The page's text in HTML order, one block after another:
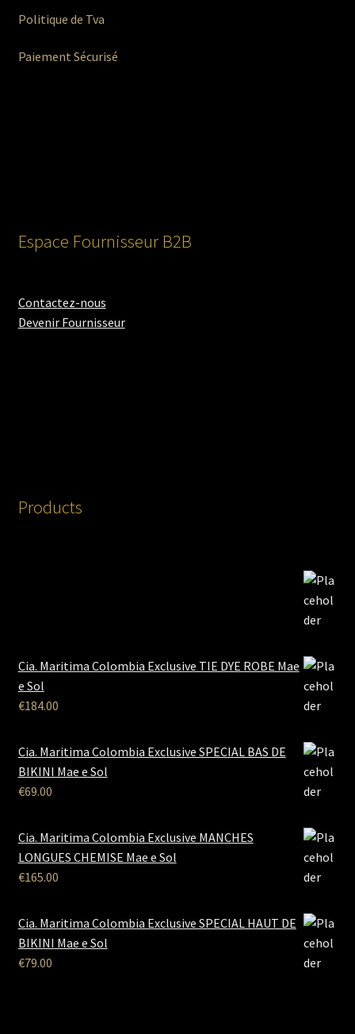
Politique de Tva
Paiement Sécurisé
Espace Fournisseur B2B
Contactez-nous
Devenir Fournisseur
Products
Cia. Maritima Colombia Exclusive TIE DYE ROBE Mae
e Sol
€184.00
Cia. Maritima Colombia Exclusive SPECIAL BAS DE
BIKINI Mae e Sol
€69.00
Cia. Maritima Colombia Exclusive MANCHES
LONGUES CHEMISE Mae e Sol
€165.00
Cia. Maritima Colombia Exclusive SPECIAL HAUT DE
BIKINI Mae e Sol
€79.00